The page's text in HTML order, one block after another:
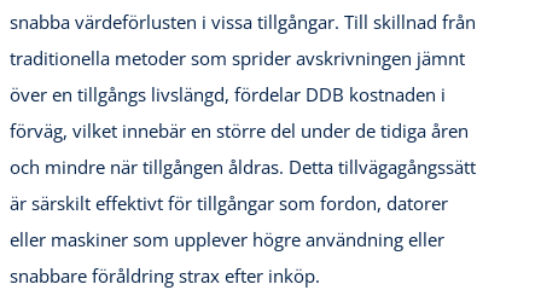
snabba värdeförlusten i vissa tillgångar. Till skillnad från
traditionella metoder som sprider avskrivningen jämnt
över en tillgångs livslängd, fördelar DDB kostnaden i
förväg, vilket innebär en större del under de tidiga åren
och mindre när tillgången åldras. Detta tillvägagångssätt
är särskilt effektivt för tillgångar som fordon, datorer
eller maskiner som upplever högre användning eller
snabbare föråldring strax efter inköp.